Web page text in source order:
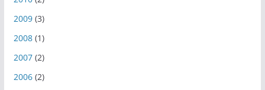
2009(3)
2008(1)
2007(2)
2006(2)